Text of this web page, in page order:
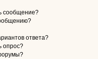
сообщение?
ответа?
опрос?